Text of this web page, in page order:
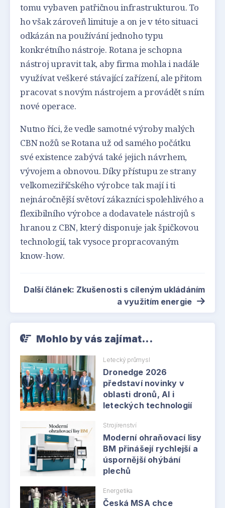
tomu vybaven patřičnou infrastrukturou. To
ho však zároveň limituje a on je v této situaci
odkázán na používání jednoho typu
konkrétního nástroje. Rotana je schopna
nástroj upravit tak, aby firma mohla i nadále
využívat veškeré stávající zařízení, ale přitom
pracovat s novým nástrojem a provádět s ním
nové operace.
Nutno říci, že vedle samotné výroby malých
CBN nožů se Rotana už od samého počátku
své existence zabývá také jejich návrhem,
vývojem a obnovou. Díky přístupu ze strany
velkomeziříčského výrobce tak mají i ti
nejnáročnější světoví zákazníci spolehlivého a
flexibilního výrobce a dodavatele nástrojů s
hranou z CBN, který disponuje jak špičkovou
technologií, tak vysoce propracovaným
know-how.
Další článek: Zkušenosti s cíleným ukládáním
a využitím energie
Mohlo by vás zajímat...
Letecký průmysl
Dronedge 2026
představí novinky v
oblasti dronů, AI i
leteckých technologií
Strojírenství
Moderní ohraňovací lisy
BM přinášejí rychlejší a
úspornější ohýbání
plechů
Energetika
Česká MSA chce